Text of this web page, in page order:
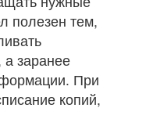
полезен тем,
заранее
При
копий,